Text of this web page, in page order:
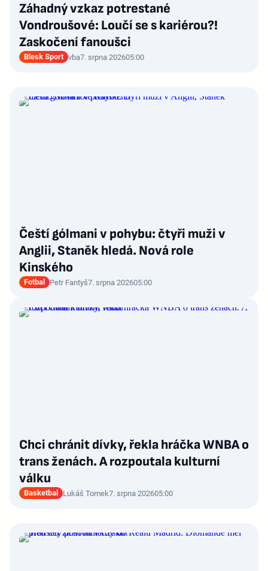
Záhadný vzkaz potrestané
Vondroušové: Loučí se s kariérou?!
Zaskočení fanoušci
Blesk Sport vba7. srpna 202605:00
Čeští gólmani v pohybu: čtyři muži v
Anglii, Staněk hledá. Nová role
Kinského
Fotbal Petr Fantyš7. srpna 202605:00
Chci chránit dívky, řekla hráčka WNBA o
trans ženách. A rozpoutala kulturní
válku
Basketbal Lukáš Tomek7. srpna 202605:00